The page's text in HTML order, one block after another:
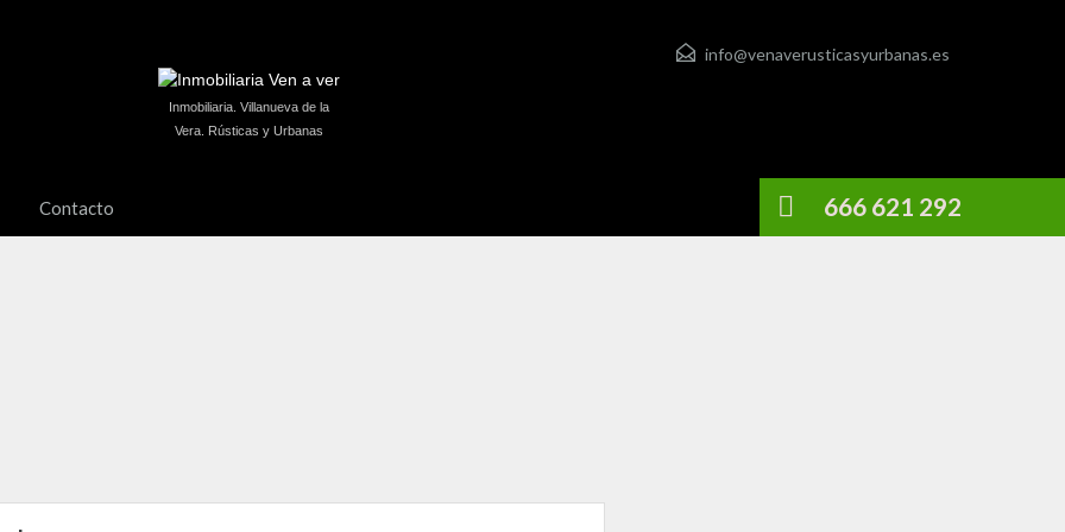
info@venaverusticasyurbanas.es
Inmobiliaria. Villanueva de la
Vera. Rústicas y Urbanas
Contacto 666 621 292